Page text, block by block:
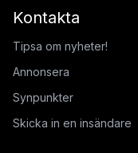
Kontakta
Tipsa om nyheter!
Annonsera
Synpunkter
Skicka in en insändare